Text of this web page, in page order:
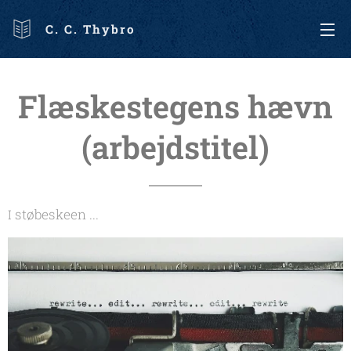
C. C. Thybro
Flæskestegens hævn
(arbejdstitel)
I støbeskeen ...